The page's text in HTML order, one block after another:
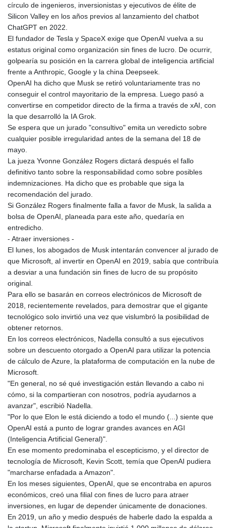
círculo de ingenieros, inversionistas y ejecutivos de élite de
Silicon Valley en los años previos al lanzamiento del chatbot
ChatGPT en 2022.
El fundador de Tesla y SpaceX exige que OpenAI vuelva a su
estatus original como organización sin fines de lucro. De ocurrir,
golpearía su posición en la carrera global de inteligencia artificial
frente a Anthropic, Google y la china Deepseek.
OpenAI ha dicho que Musk se retiró voluntariamente tras no
conseguir el control mayoritario de la empresa. Luego pasó a
convertirse en competidor directo de la firma a través de xAI, con
la que desarrolló la IA Grok.
Se espera que un jurado "consultivo" emita un veredicto sobre
cualquier posible irregularidad antes de la semana del 18 de
mayo.
La jueza Yvonne González Rogers dictará después el fallo
definitivo tanto sobre la responsabilidad como sobre posibles
indemnizaciones. Ha dicho que es probable que siga la
recomendación del jurado.
Si González Rogers finalmente falla a favor de Musk, la salida a
bolsa de OpenAI, planeada para este año, quedaría en
entredicho.
- Atraer inversiones -
El lunes, los abogados de Musk intentarán convencer al jurado de
que Microsoft, al invertir en OpenAI en 2019, sabía que contribuía
a desviar a una fundación sin fines de lucro de su propósito
original.
Para ello se basarán en correos electrónicos de Microsoft de
2018, recientemente revelados, para demostrar que el gigante
tecnológico solo invirtió una vez que vislumbró la posibilidad de
obtener retornos.
En los correos electrónicos, Nadella consultó a sus ejecutivos
sobre un descuento otorgado a OpenAI para utilizar la potencia
de cálculo de Azure, la plataforma de computación en la nube de
Microsoft.
"En general, no sé qué investigación están llevando a cabo ni
cómo, si la compartieran con nosotros, podría ayudarnos a
avanzar", escribió Nadella.
"Por lo que Elon le está diciendo a todo el mundo (...) siente que
OpenAI está a punto de lograr grandes avances en AGI
(Inteligencia Artificial General)".
En ese momento predominaba el escepticismo, y el director de
tecnología de Microsoft, Kevin Scott, temía que OpenAI pudiera
"marcharse enfadada a Amazon".
En los meses siguientes, OpenAI, que se encontraba en apuros
económicos, creó una filial con fines de lucro para atraer
inversiones, en lugar de depender únicamente de donaciones.
En 2019, un año y medio después de haberle dado la espalda a